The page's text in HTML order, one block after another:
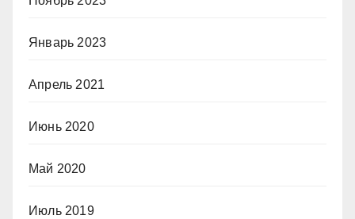
Январь 2023
Апрель 2021
Июнь 2020
Май 2020
Июль 2019